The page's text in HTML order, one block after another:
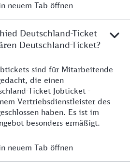
neuem Tab öffnen
Deutschland-Ticket
Deutschland-Ticket?
sind für Mitarbeitende
die einen
Ticket Jobticket -
Vertriebsdienstleister des
haben. Es ist im
besonders ermäßigt.
neuem Tab öffnen